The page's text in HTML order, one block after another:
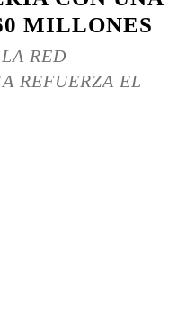
MILLONES
RED
REFUERZA EL